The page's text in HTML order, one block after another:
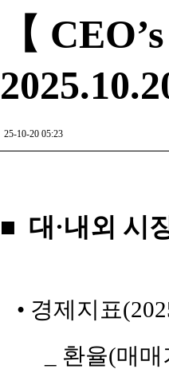
【
25-10-20 05:23
■ 대·내외 시
• 경제지표
_ 환율(매